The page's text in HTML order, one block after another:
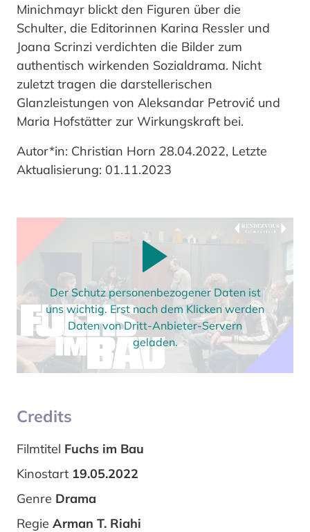
Minichmayr blickt den Figuren über die
Schulter, die Editorinnen Karina Ressler und
Joana Scrinzi verdichten die Bilder zum
authentisch wirkenden Sozialdrama. Nicht
zuletzt tragen die darstellerischen
Glanzleistungen von Aleksandar Petrović und
Maria Hofstätter zur Wirkungskraft bei.
Autor*in: Christian Horn 28.04.2022, Letzte
Aktualisierung: 01.11.2023
Der Schutz personenbezogener Daten ist
uns wichtig. Erst nach dem Klicken werden
Daten von Dritt-Anbieter-Servern
geladen.
Credits
Filmtitel Fuchs im Bau
Kinostart 19.05.2022
Genre Drama
Regie Arman T. Riahi